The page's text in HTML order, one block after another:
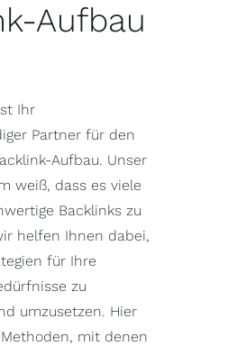
Aufbau
Ihr
Partner für den
Aufbau. Unser
weiß, dass es viele
Backlinks zu
helfen Ihnen dabei,
für Ihre
zu
umzusetzen. Hier
mit denen